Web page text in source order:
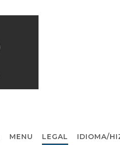
MENU LEGAL IDIOMA/